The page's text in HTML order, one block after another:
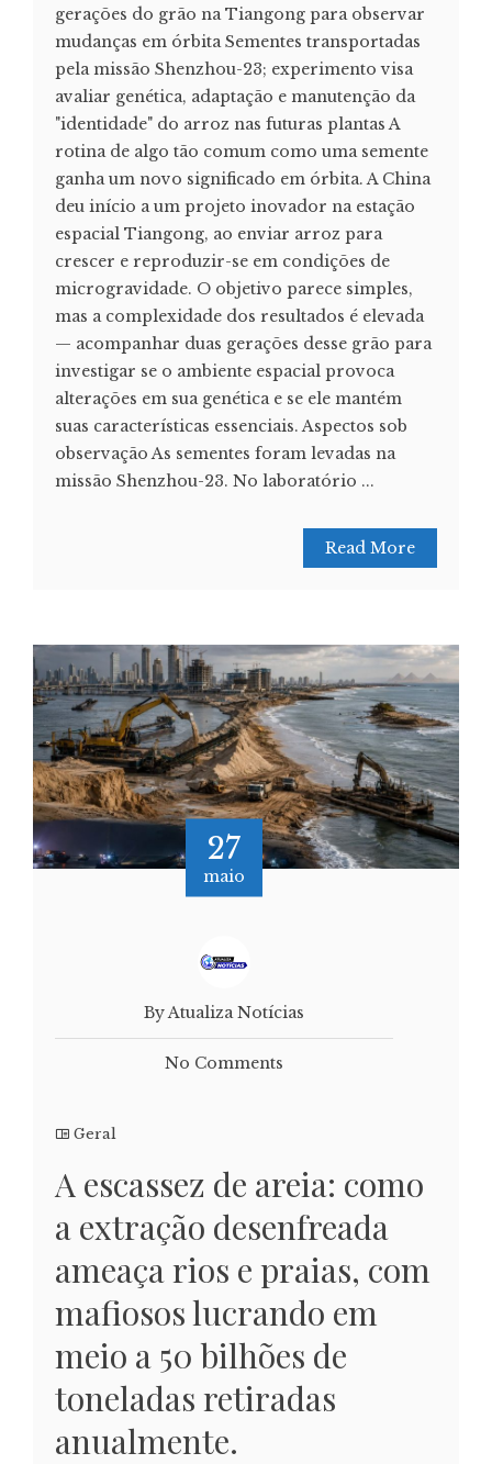
gerações do grão na Tiangong para observar
mudanças em órbita Sementes transportadas
pela missão Shenzhou-23; experimento visa
avaliar genética, adaptação e manutenção da
"identidade" do arroz nas futuras plantas A
rotina de algo tão comum como uma semente
ganha um novo significado em órbita. A China
deu início a um projeto inovador na estação
espacial Tiangong, ao enviar arroz para
crescer e reproduzir-se em condições de
microgravidade. O objetivo parece simples,
mas a complexidade dos resultados é elevada
— acompanhar duas gerações desse grão para
investigar se o ambiente espacial provoca
alterações em sua genética e se ele mantém
suas características essenciais. Aspectos sob
observação As sementes foram levadas na
missão Shenzhou-23. No laboratório ...
Read More
27
maio
By Atualiza Notícias
No Comments
Geral
A escassez de areia: como
a extração desenfreada
ameaça rios e praias, com
mafiosos lucrando em
meio a 50 bilhões de
toneladas retiradas
anualmente.